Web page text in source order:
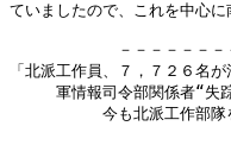
ていましたので、これを中心に
－－－－－－－－－－
「北派工作員、７，７２６名が
軍情報司令部関係者“失踪
今も北派工作部隊を
『ハンギョ